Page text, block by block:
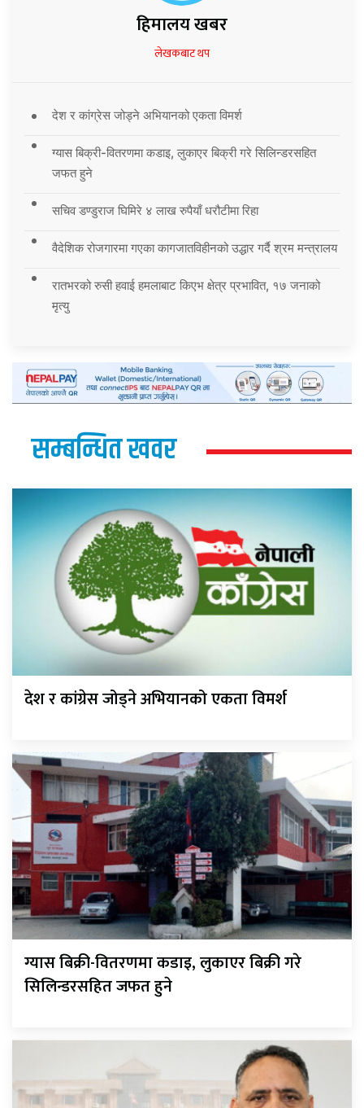
हिमालय खबर
लेखकबाट थप
देश र कांग्रेस जोड्ने अभियानको एकता विमर्श
ग्यास बिक्री-वितरणमा कडाइ, लुकाएर बिक्री गरे सिलिन्डरसहित
जफत हुने
सचिव डण्डुराज घिमिरे ४ लाख रुपैयाँ धरौटीमा रिहा
वैदेशिक रोजगारमा गएका कागजातविहीनको उद्धार गर्दै श्रम मन्त्रालय
रातभरको रुसी हवाई हमलाबाट किएभ क्षेत्र प्रभावित, १७ जनाको
मृत्यु
सम्बन्धित खवर
देश र कांग्रेस जोड्ने अभियानको एकता विमर्श
ग्यास बिक्री-वितरणमा कडाइ, लुकाएर बिक्री गरे
सिलिन्डरसहित जफत हुने